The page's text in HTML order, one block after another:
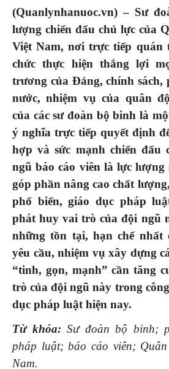
(Quanlynhanuoc.vn) – Sư
lượng chiến đấu chủ lực của Q
Việt Nam, nơi trực tiếp quán
chức thực hiện thắng lợi
trương của Đảng, chính sách,
nước, nhiệm vụ của quân
của các sư đoàn bộ binh là
ý nghĩa trực tiếp quyết định
hợp và sức mạnh chiến đấu
ngũ báo cáo viên là lực lượng
góp phần nâng cao chất
phổ biến, giáo dục pháp
phát huy vai trò của đội ngũ
những tồn tại, hạn chế
yêu cầu, nhiệm vụ xây dựng
“tinh, gọn, mạnh”cần tăng
trò của đội ngũ này trong
dục pháp luật hiện nay.
Từ khóa:Sư đoàn bộ binh;
pháp luật; báo cáo viên;
Nam.